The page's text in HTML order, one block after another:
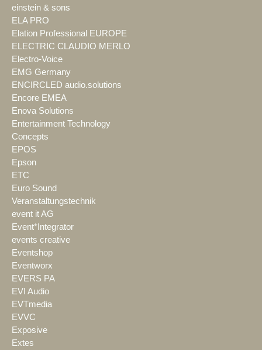
einstein & sons
ELA PRO
Elation Professional EUROPE
ELECTRIC CLAUDIO MERLO
Electro-Voice
EMG Germany
ENCIRCLED audio.solutions
Encore EMEA
Enova Solutions
Entertainment Technology
Concepts
EPOS
Epson
ETC
Euro Sound
Veranstaltungstechnik
event it AG
Event*Integrator
events creative
Eventshop
Eventworx
EVERS PA
EVI Audio
EVTmedia
EVVC
Exposive
Extes